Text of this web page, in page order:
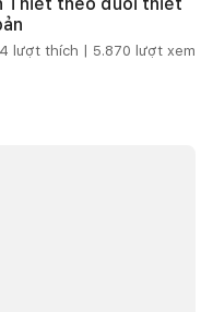
4 lượt thích | 5.870 lượt xem